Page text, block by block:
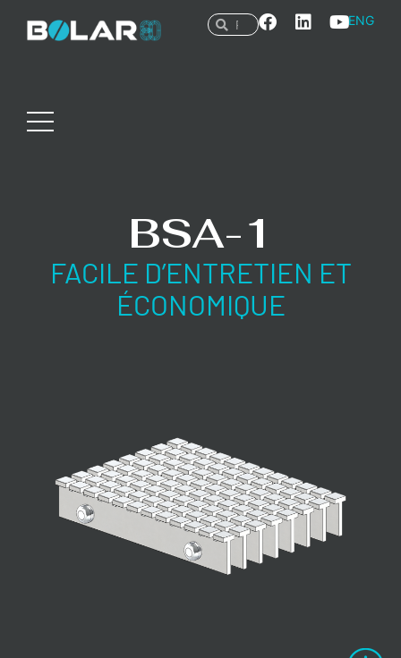
ENG
BSA-1
FACILE D’ENTRETIEN ET
ÉCONOMIQUE